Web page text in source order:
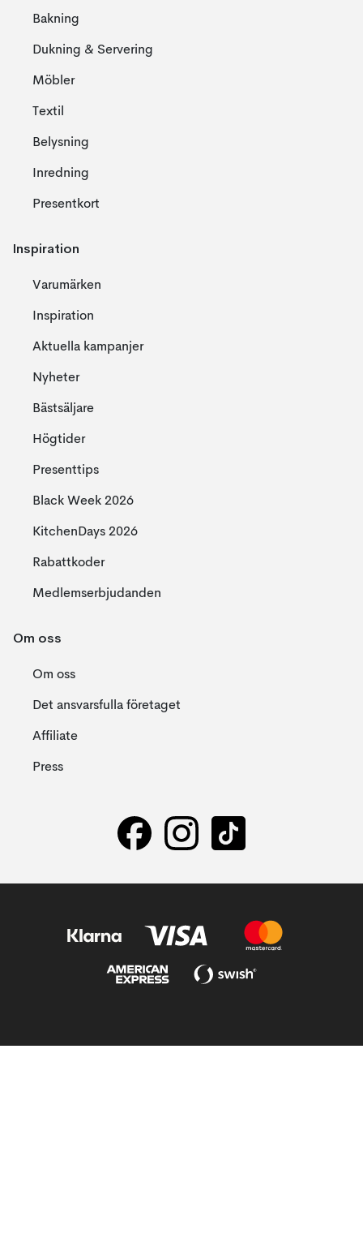
Bakning
Dukning & Servering
Möbler
Textil
Belysning
Inredning
Presentkort
Inspiration
Varumärken
Inspiration
Aktuella kampanjer
Nyheter
Bästsäljare
Högtider
Presenttips
Black Week 2026
KitchenDays 2026
Rabattkoder
Medlemserbjudanden
Om oss
Om oss
Det ansvarsfulla företaget
Affiliate
Press